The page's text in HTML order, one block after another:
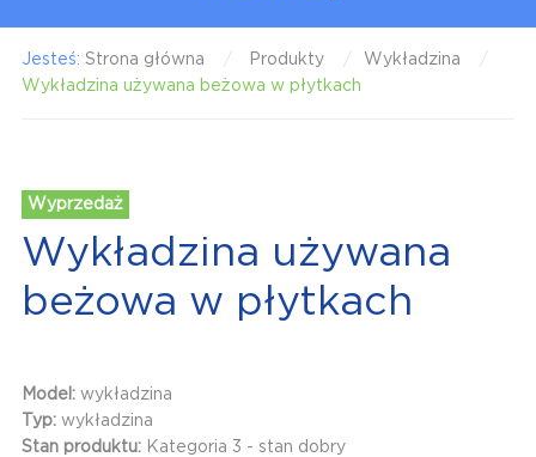
Jesteś: Strona główna Produkty
Wykładzina
Wykładzina używana beżowa w płytkach
Wyprzedaż
Wykładzina używana
beżowa w płytkach
Model: wykładzina
Typ: wykładzina
Stan produktu: Kategoria 3 - stan dobry